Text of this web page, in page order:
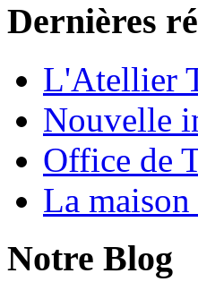
Dernières
L'Atellier
Nouvelle
Office de
La
Notre Blog